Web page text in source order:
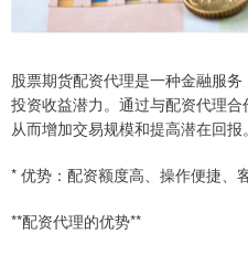
股票期货配资代理是一种金融服
投资收益潜力。通过与配资代理
从而增加交易规模和提高潜在回报。
* 优势：配资额度高、操作便捷、
**配资代理的优势**